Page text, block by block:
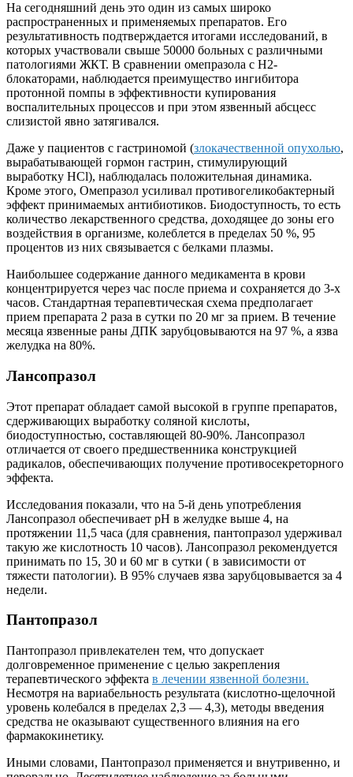
На сегодняшний день это один из самых широко
распространенных и применяемых препаратов. Его
результативность подтверждается итогами исследований, в
которых участвовали свыше 50000 больных с различными
патологиями ЖКТ. В сравнении омепразола с H2-
блокаторами, наблюдается преимущество ингибитора
протонной помпы в эффективности купирования
воспалительных процессов и при этом язвенный абсцесс
слизистой явно затягивался.
Даже у пациентов с гастриномой (злокачественной опухолью,
вырабатывающей гормон гастрин, стимулирующий
выработку HCl), наблюдалась положительная динамика.
Кроме этого, Омепразол усиливал противогеликобактерный
эффект принимаемых антибиотиков. Биодоступность, то есть
количество лекарственного средства, доходящее до зоны его
воздействия в организме, колеблется в пределах 50 %, 95
процентов из них связывается с белками плазмы.
Наибольшее содержание данного медикамента в крови
концентрируется через час после приема и сохраняется до 3-х
часов. Стандартная терапевтическая схема предполагает
прием препарата 2 раза в сутки по 20 мг за прием. В течение
месяца язвенные раны ДПК зарубцовываются на 97 %, а язва
желудка на 80%.
Лансопразол
Этот препарат обладает самой высокой в группе препаратов,
сдерживающих выработку соляной кислоты,
биодоступностью, составляющей 80-90%. Лансопразол
отличается от своего предшественника конструкцией
радикалов, обеспечивающих получение противосекреторного
эффекта.
Исследования показали, что на 5-й день употребления
Лансопразол обеспечивает pH в желудке выше 4, на
протяжении 11,5 часа (для сравнения, пантопразол удерживал
такую же кислотность 10 часов). Лансопразол рекомендуется
принимать по 15, 30 и 60 мг в сутки ( в зависимости от
тяжести патологии). В 95% случаев язва зарубцовывается за 4
недели.
Пантопразол
Пантопразол привлекателен тем, что допускает
долговременное применение с целью закрепления
терапевтического эффекта в лечении язвенной болезни.
Несмотря на вариабельность результата (кислотно-щелочной
уровень колебался в пределах 2,3 — 4,3), методы введения
средства не оказывают существенного влияния на его
фармакокинетику.
Иными словами, Пантопразол применяется и внутривенно, и